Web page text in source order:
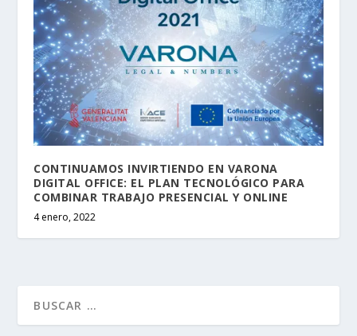
CONTINUAMOS INVIRTIENDO EN VARONA
DIGITAL OFFICE: EL PLAN TECNOLÓGICO PARA
COMBINAR TRABAJO PRESENCIAL Y ONLINE
4 enero, 2022